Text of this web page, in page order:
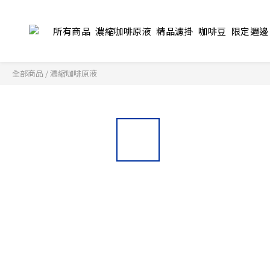
所有商品 濃縮咖啡原液 精品濾掛 咖啡豆 限定週邊
全部商品 /濃縮咖啡原液